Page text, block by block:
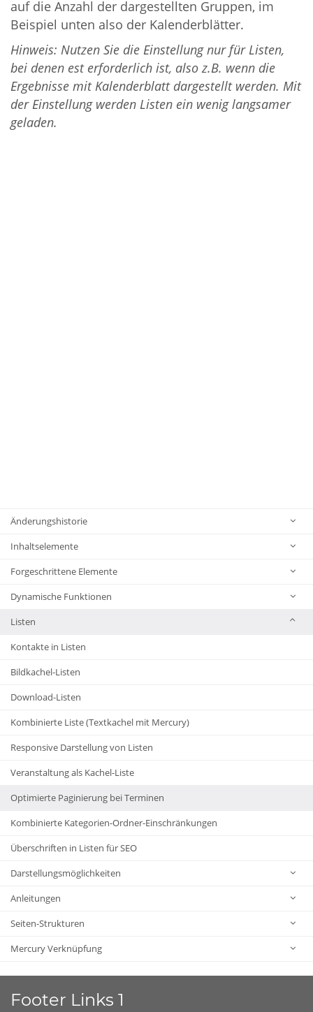
auf die Anzahl der dargestellten Gruppen, im
Beispiel unten also der Kalenderblätter.
Hinweis: Nutzen Sie die Einstellung nur für Listen,
bei denen est erforderlich ist, also z.B. wenn die
Ergebnisse mit Kalenderblatt dargestellt werden. Mit
der Einstellung werden Listen ein wenig langsamer
geladen.
Änderungshistorie
Inhaltselemente
Forgeschrittene Elemente
Dynamische Funktionen
Listen
Kontakte in Listen
Bildkachel-Listen
Download-Listen
Kombinierte Liste (Textkachel mit Mercury)
Responsive Darstellung von Listen
Veranstaltung als Kachel-Liste
Optimierte Paginierung bei Terminen
Kombinierte Kategorien-Ordner-Einschränkungen
Überschriften in Listen für SEO
Darstellungsmöglichkeiten
Anleitungen
Seiten-Strukturen
Mercury Verknüpfung
Footer Links 1